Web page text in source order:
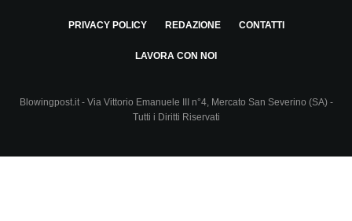
PRIVACY POLICY REDAZIONE CONTATTI
LAVORA CON NOI
Blowingpost.it - Via Vittorio Emanuele III n°4, Mercato San Severino (SA) -
Tutti i Diritti Riservati